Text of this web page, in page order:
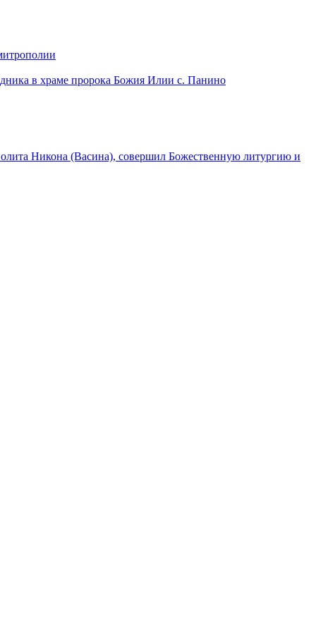
в храме пророка Божия Илии с. Панино
Никона (Васина), совершил Божественную литургию и